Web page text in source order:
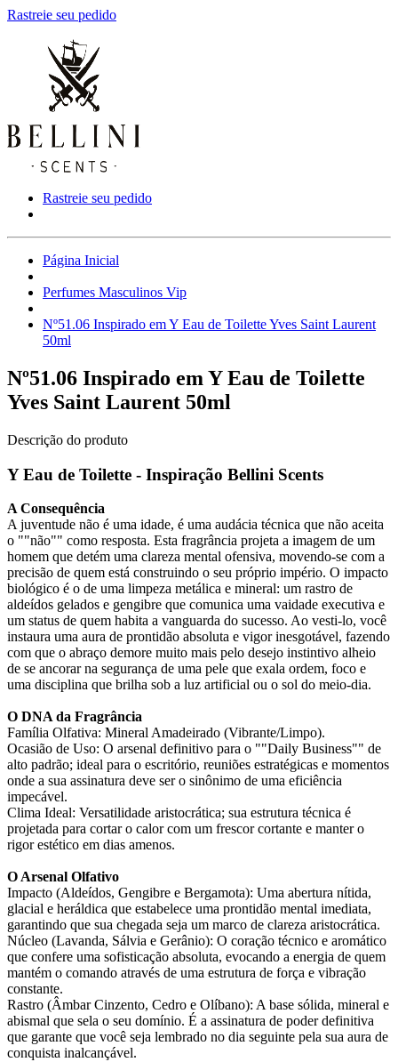
Rastreie seu pedido
Rastreie seu pedido
Página Inicial
Perfumes Masculinos Vip
Nº51.06 Inspirado em Y Eau de Toilette Yves Saint Laurent
50ml
Nº51.06 Inspirado em Y Eau de Toilette
Yves Saint Laurent 50ml
Descrição do produto
Y Eau de Toilette - Inspiração Bellini Scents
A Consequência
A juventude não é uma idade, é uma audácia técnica que não aceita
o ""não"" como resposta. Esta fragrância projeta a imagem de um
homem que detém uma clareza mental ofensiva, movendo-se com a
precisão de quem está construindo o seu próprio império. O impacto
biológico é o de uma limpeza metálica e mineral: um rastro de
aldeídos gelados e gengibre que comunica uma vaidade executiva e
um status de quem habita a vanguarda do sucesso. Ao vesti-lo, você
instaura uma aura de prontidão absoluta e vigor inesgotável, fazendo
com que o abraço demore muito mais pelo desejo instintivo alheio
de se ancorar na segurança de uma pele que exala ordem, foco e
uma disciplina que brilha sob a luz artificial ou o sol do meio-dia.
O DNA da Fragrância
Família Olfativa: Mineral Amadeirado (Vibrante/Limpo).
Ocasião de Uso: O arsenal definitivo para o ""Daily Business"" de
alto padrão; ideal para o escritório, reuniões estratégicas e momentos
onde a sua assinatura deve ser o sinônimo de uma eficiência
impecável.
Clima Ideal: Versatilidade aristocrática; sua estrutura técnica é
projetada para cortar o calor com um frescor cortante e manter o
rigor estético em dias amenos.
O Arsenal Olfativo
Impacto (Aldeídos, Gengibre e Bergamota): Uma abertura nítida,
glacial e heráldica que estabelece uma prontidão mental imediata,
garantindo que sua chegada seja um marco de clareza aristocrática.
Núcleo (Lavanda, Sálvia e Gerânio): O coração técnico e aromático
que confere uma sofisticação absoluta, evocando a energia de quem
mantém o comando através de uma estrutura de força e vibração
constante.
Rastro (Âmbar Cinzento, Cedro e Olíbano): A base sólida, mineral e
abismal que sela o seu domínio. É a assinatura de poder definitiva
que garante que você seja lembrado no dia seguinte pela sua aura de
conquista inalcançável.